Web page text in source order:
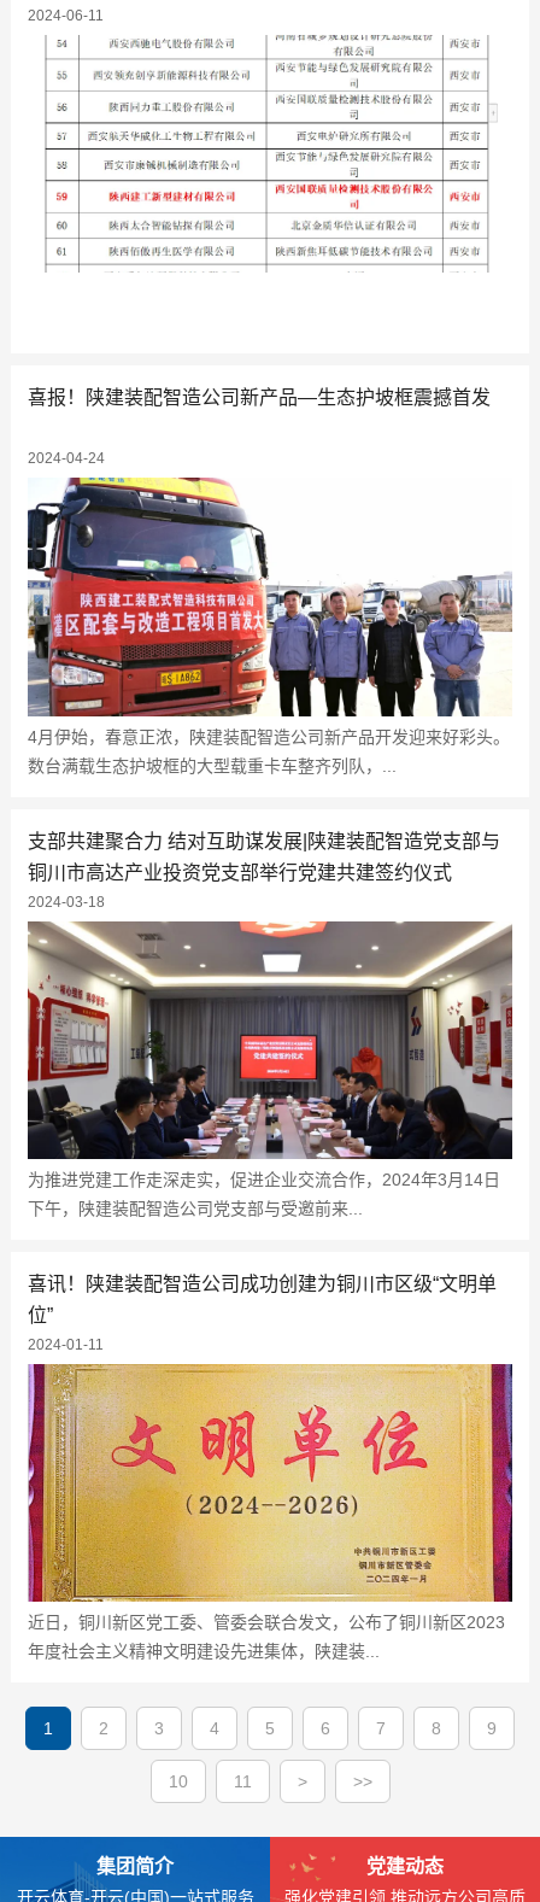
2024-06-11
喜报！陕建装配智造公司新产品—生态护坡框震撼首发
2024-04-24
4月伊始，春意正浓，陕建装配智造公司新产品开发迎来好彩头。
数台满载生态护坡框的大型载重卡车整齐列队，...
支部共建聚合力 结对互助谋发展|陕建装配智造党支部与
铜川市高达产业投资党支部举行党建共建签约仪式
2024-03-18
为推进党建工作走深走实，促进企业交流合作，2024年3月14日
下午，陕建装配智造公司党支部与受邀前来...
喜讯！陕建装配智造公司成功创建为铜川市区级“文明单
位”
2024-01-11
近日，铜川新区党工委、管委会联合发文，公布了铜川新区2023
年度社会主义精神文明建设先进集体，陕建装...
1 2 3 4 5 6 7 8 9
10 11 > >>
集团简介
开云体育-开云(中国)一站式服务
党建动态
强化党建引领 推动远方公司高质